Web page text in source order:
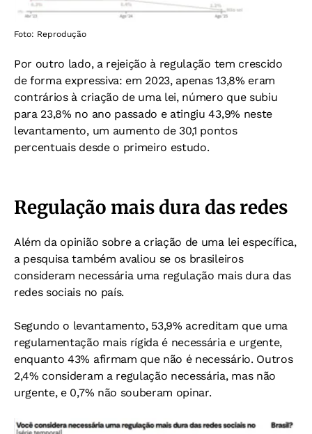
Foto: Reprodução
Por outro lado, a rejeição à regulação tem crescido
de forma expressiva: em 2023, apenas 13,8% eram
contrários à criação de uma lei, número que subiu
para 23,8% no ano passado e atingiu 43,9% neste
levantamento, um aumento de 30,1 pontos
percentuais desde o primeiro estudo.
Regulação mais dura das redes
Além da opinião sobre a criação de uma lei específica,
a pesquisa também avaliou se os brasileiros
consideram necessária uma regulação mais dura das
redes sociais no país.
Segundo o levantamento, 53,9% acreditam que uma
regulamentação mais rígida é necessária e urgente,
enquanto 43% afirmam que não é necessário. Outros
2,4% consideram a regulação necessária, mas não
urgente, e 0,7% não souberam opinar.